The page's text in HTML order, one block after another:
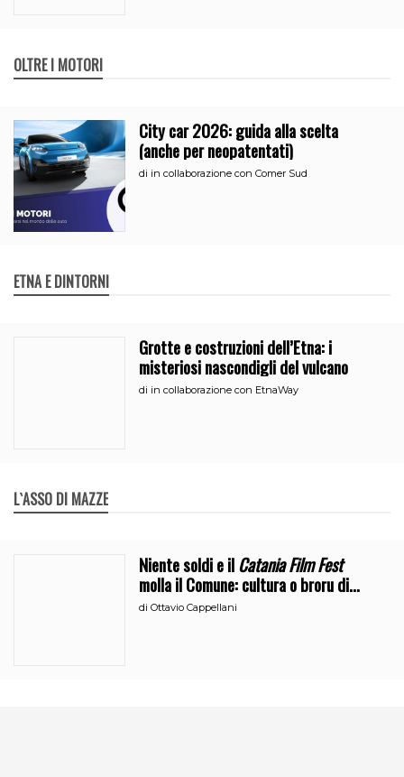
OLTRE I MOTORI
City car 2026: guida alla scelta
(anche per neopatentati)
di in collaborazione con Comer Sud
ETNA E DINTORNI
Grotte e costruzioni dell’Etna: i
misteriosi nascondigli del vulcano
di in collaborazione con EtnaWay
L`ASSO DI MAZZE
Niente soldi e ilCatania Film Fest
molla il Comune: cultura o broru di
ciciri?
diOttavio Cappellani